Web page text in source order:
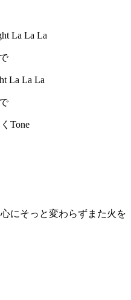
La La La
La La La
Tone
にそっと変わらずまた火を